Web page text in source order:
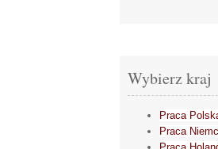
Wybierz kraj
Praca
Praca